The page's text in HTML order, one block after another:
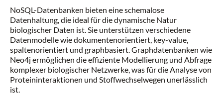
NoSQL-Datenbanken bieten eine schemalose
Datenhaltung, die ideal für die dynamische Natur
biologischer Daten ist. Sie unterstützen verschiedene
Datenmodelle wie dokumentenorientiert, key-value,
spaltenorientiert und graphbasiert. Graphdatenbanken wie
Neo4j ermöglichen die effiziente Modellierung und Abfrage
komplexer biologischer Netzwerke, was für die Analyse von
Proteininteraktionen und Stoffwechselwegen unerlässlich
ist.